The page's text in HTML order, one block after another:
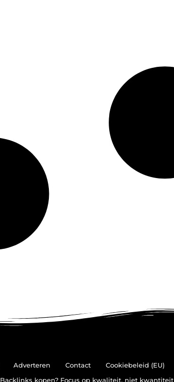
Adverteren Contact Cookiebeleid (EU)
Backlinks kopen? Focus op kwaliteit, niet kwantiteit